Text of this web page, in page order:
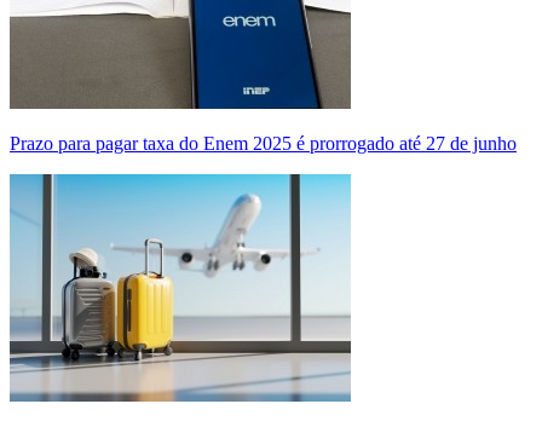
Prazo para pagar taxa do Enem 2025 é prorrogado até 27 de junho